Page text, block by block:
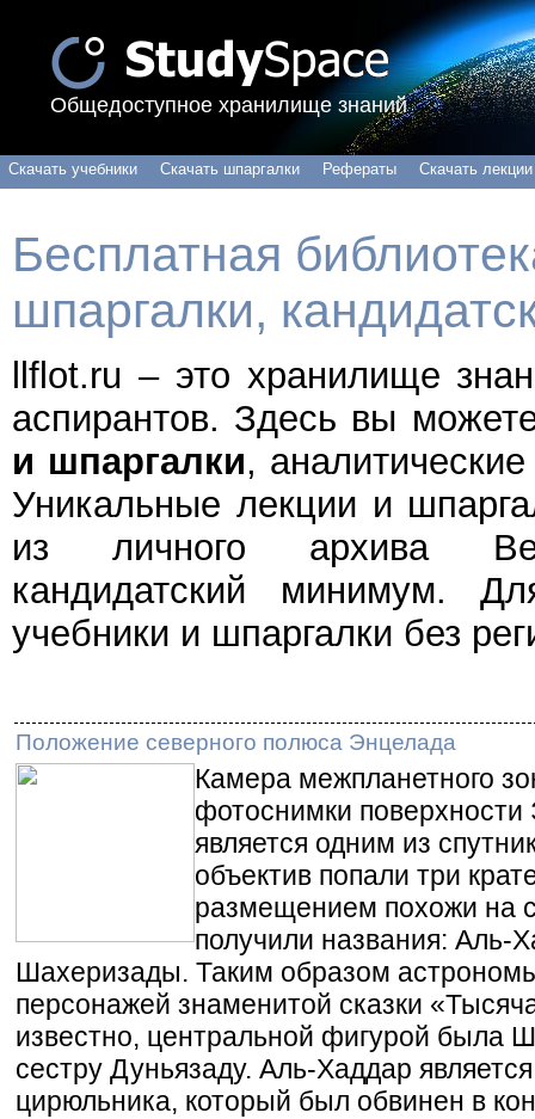
Общедоступное хранилище знаний
Скачать учебники Скачать шпаргалки Рефераты Скачать лекции
Бесплатная
шпаргалки,
llflot.ru – это хранилище
аспирантов. Здесь вы
и шпаргалки,
Уникальные лекции и
из личного архива
кандидатский минимум.
учебники и шпаргалки без
Положение северного полюса Энцелада
Камера межпланетного
фотоснимки
является одним из
объектив попали три
размещением похожи на
получили названия: Аль-
Шахеризады. Таким образом
персонажей знаменитой сказки
известно, центральной фигурой была
сестру Дуньязаду. Аль-Хаддар
цирюльника, который был обвинен в